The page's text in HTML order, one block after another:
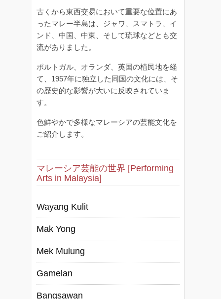
古くから東西交易において重要な位置にあ
ったマレー半島は、ジャワ、スマトラ、イ
ンド、中国、中東、そして琉球などとも交
流がありました。
ポルトガル、オランダ、英国の植民地を経
て、1957年に独立した同国の文化には、そ
の歴史的な影響が大いに反映されていま
す。
色鮮やかで多様なマレーシアの芸能文化を
ご紹介します。
マレーシア芸能の世界 [Performing
Arts in Malaysia]
Wayang Kulit
Mak Yong
Mek Mulung
Gamelan
Bangsawan